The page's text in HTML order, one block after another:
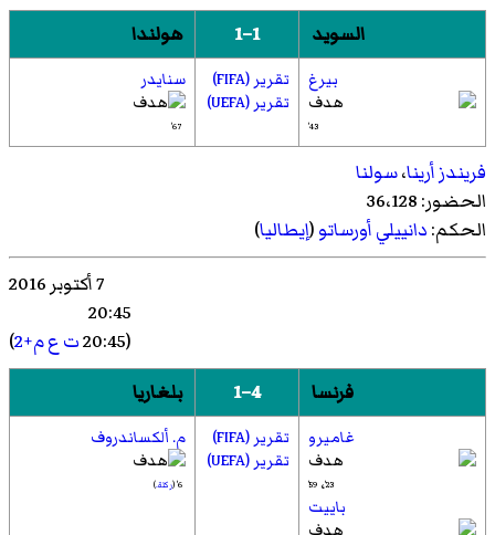
السويد
1–1 هولندا
بيرغ
43'
تقرير (FIFA)
تقرير (UEFA)
سنايدر
67'
فريندز أرينا،سولنا
الحضور: 36،128
الحكم:دانييلي أورساتو(إيطاليا)
7 أكتوبر 2016
20:45
(20:45
ت ع م+2 )
فرنسا
4–1 بلغاريا
غاميرو
23'، 59'
باييت
تقرير (FIFA)
تقرير (UEFA)
م. ألكساندروف
6' ( ركلة.)